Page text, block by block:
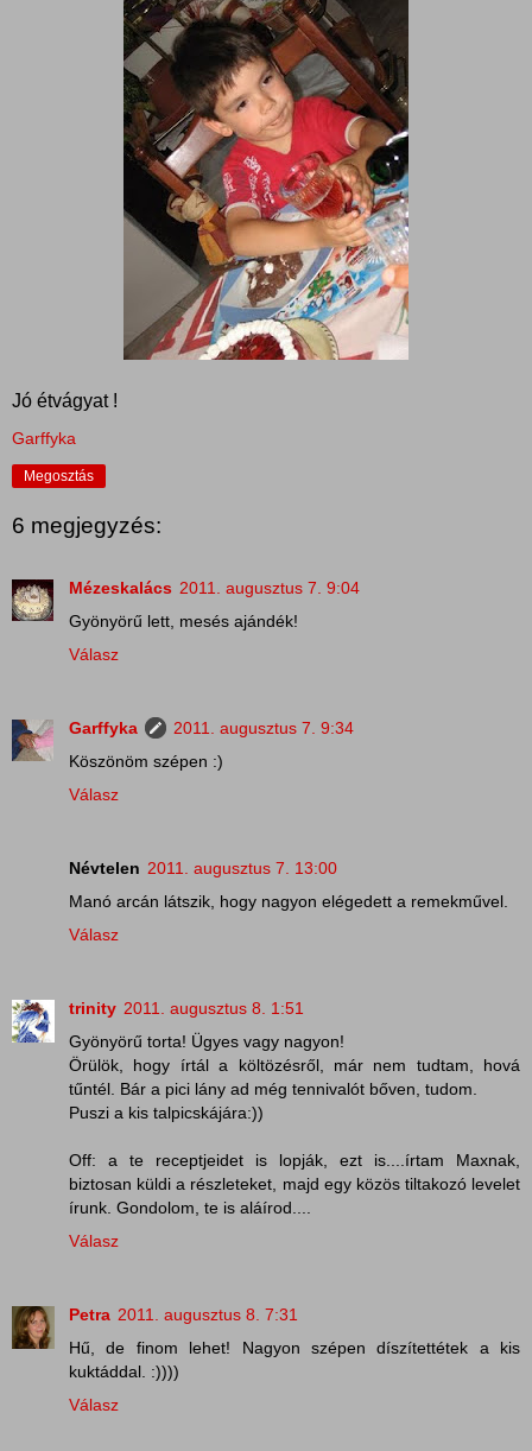
Jó étvágyat !
Garffyka
Megosztás
6 megjegyzés:
Mézeskalács 2011. augusztus 7. 9:04
Gyönyörű lett, mesés ajándék!
Válasz
Garffyka
2011. augusztus 7. 9:34
Köszönöm szépen :)
Válasz
Névtelen 2011. augusztus 7. 13:00
Manó arcán látszik, hogy nagyon elégedett a remekművel.
Válasz
trinity 2011. augusztus 8. 1:51
Gyönyörű torta! Ügyes vagy nagyon!
Örülök, hogy írtál a költözésről, már nem tudtam, hová
tűntél. Bár a pici lány ad még tennivalót bőven, tudom.
Puszi a kis talpicskájára:))
Off: a te receptjeidet is lopják, ezt is....írtam Maxnak,
biztosan küldi a részleteket, majd egy közös tiltakozó levelet
írunk. Gondolom, te is aláírod....
Válasz
Petra 2011. augusztus 8. 7:31
Hű, de finom lehet! Nagyon szépen díszítettétek a kis
kuktáddal. :))))
Válasz